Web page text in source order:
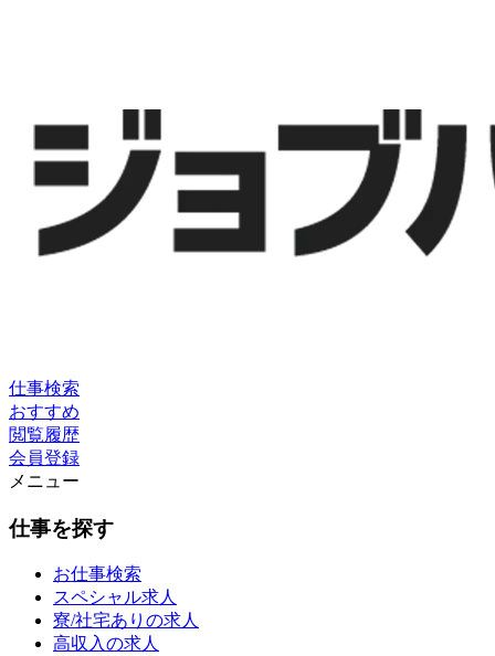
仕事検索
おすすめ
閲覧履歴
会員登録
メニュー
仕事を探す
お仕事検索
スペシャル求人
寮/社宅ありの求人
高収入の求人